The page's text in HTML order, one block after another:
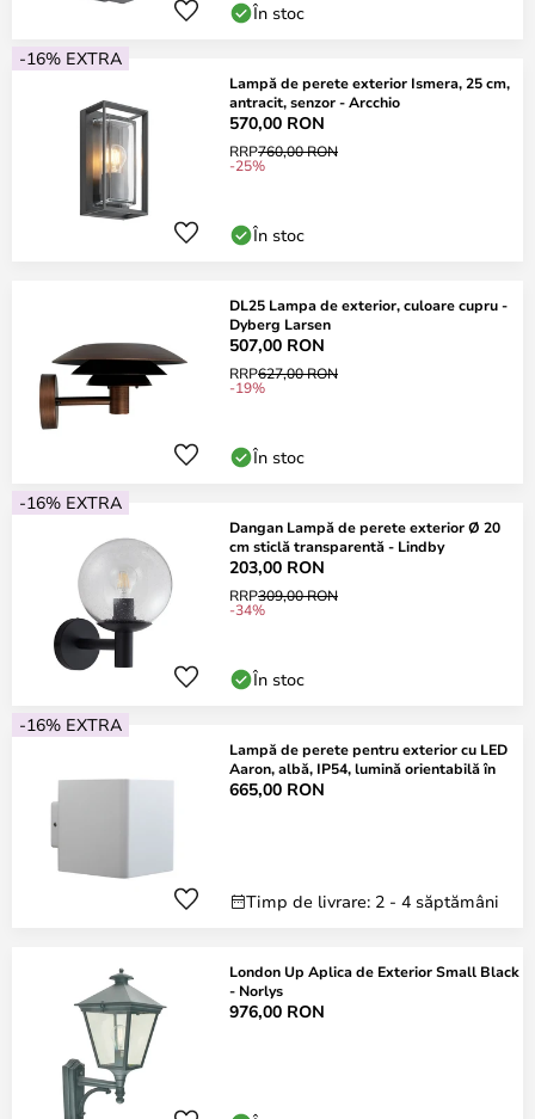
În stoc
-16% EXTRA
Lampă de perete exterior Ismera, 25 cm,
antracit, senzor - Arcchio
570,00 RON
RRP760,00 RON
-25%
În stoc
DL25 Lampa de exterior, culoare cupru -
Dyberg Larsen
507,00 RON
RRP627,00 RON
-19%
În stoc
-16% EXTRA
Dangan Lampă de perete exterior Ø 20
cm sticlă transparentă - Lindby
203,00 RON
RRP309,00 RON
-34%
În stoc
-16% EXTRA
Lampă de perete pentru exterior cu LED
Aaron, albă, IP54, lumină orientabilă în
665,00 RON
Timp de livrare: 2 - 4 săptămâni
London Up Aplica de Exterior Small Black
- Norlys
976,00 RON